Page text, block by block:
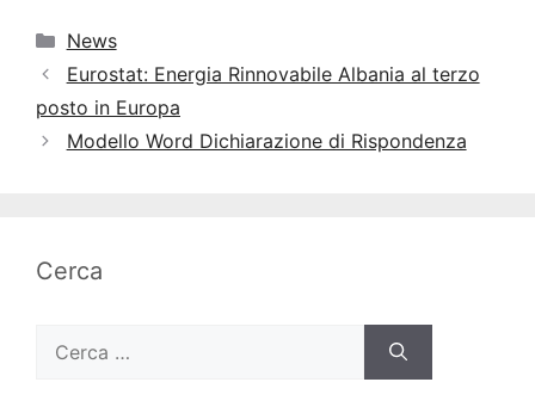
Categorie
News
Eurostat: Energia Rinnovabile Albania al terzo
posto in Europa
Modello Word Dichiarazione di Rispondenza
Cerca
per: